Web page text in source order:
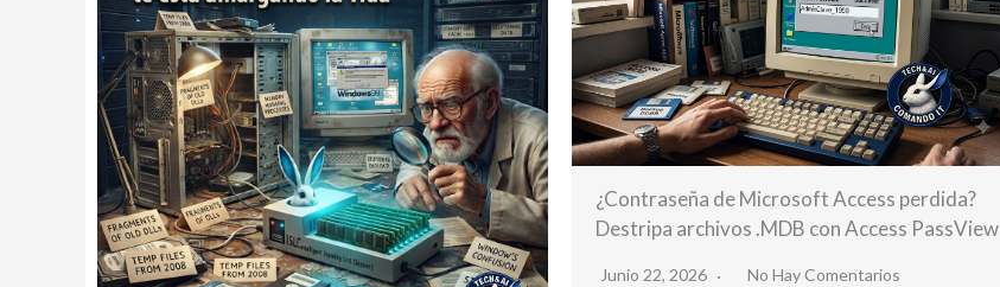
¿Contraseña de Microsoft Access perdida?
Destripa archivos .MDB con Access PassView
Junio 22, 2026 No Hay Comentarios